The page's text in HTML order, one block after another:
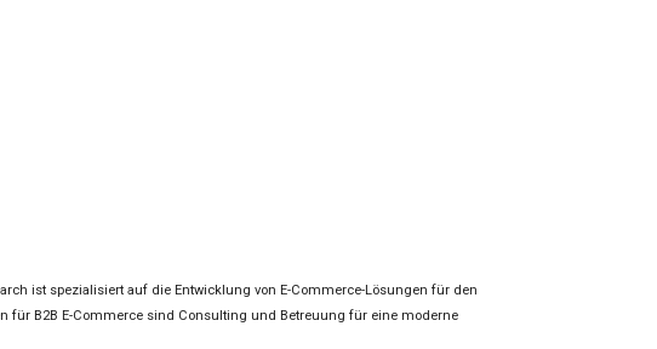
ist spezialisiert auf die Entwicklung von E-Commerce-Lösungen für den
für B2B E-Commerce sind Consulting und Betreuung für eine moderne